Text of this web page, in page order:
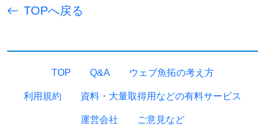
TOPへ戻る
TOP Q&A ウェブ魚拓の考え方
利用規約 資料・大量取得用などの有料サービス
運営会社 ご意見など